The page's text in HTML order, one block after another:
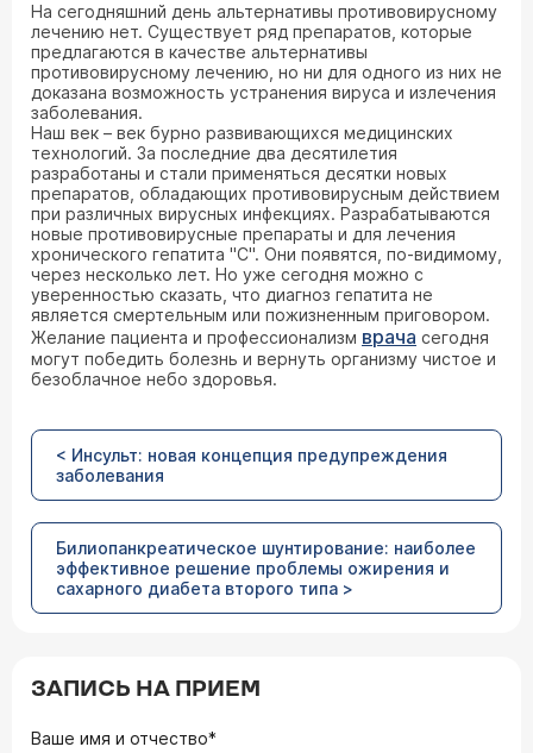
На сегодняшний день альтернативы противовирусному
лечению нет. Существует ряд препаратов, которые
предлагаются в качестве альтернативы
противовирусному лечению, но ни для одного из них не
доказана возможность устранения вируса и излечения
заболевания.
Наш век – век бурно развивающихся медицинских
технологий. За последние два десятилетия
разработаны и стали применяться десятки новых
препаратов, обладающих противовирусным действием
при различных вирусных инфекциях. Разрабатываются
новые противовирусные препараты и для лечения
хронического гепатита "С". Они появятся, по-видимому,
через несколько лет. Но уже сегодня можно с
уверенностью сказать, что диагноз гепатита не
является смертельным или пожизненным приговором.
Желание пациента и профессионализм врача сегодня
могут победить болезнь и вернуть организму чистое и
безоблачное небо здоровья.
< Инсульт: новая концепция предупреждения
заболевания
Билиопанкреатическое шунтирование: наиболее
эффективное решение проблемы ожирения и
сахарного диабета второго типа >
ЗАПИСЬ НА ПРИЕМ
Ваше имя и отчество*